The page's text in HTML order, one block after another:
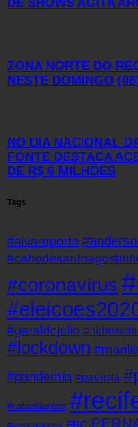
DE SHOWS AGITA
ZONA NORTE DO
NESTE DOMINGO
NO DIA NACIONAL
FONTE DESTACA
DE R$ 6 MILHÕES
Tags
#alvaroporto
#coronavirus
#geraldojulio
#lockdown
#pandemia #paulista
#rafaeldantas
#vereadores